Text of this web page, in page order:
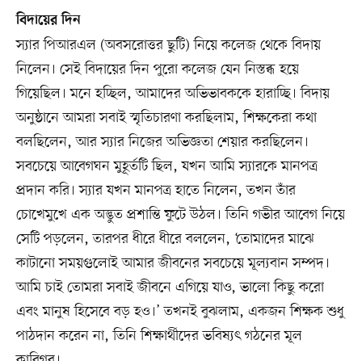
বিদায়ের দিন
স্যার পিআরএল (অবসরোত্তর ছুটি) নিয়ে কলেজ থেকে বিদায়
নিলেন। সেই বিদায়ের দিন পুরো কলেজ যেন নিস্তব্ধ হয়ে
গিয়েছিল। মনে হচ্ছিল, আমাদের অভিভাবককে হারাচ্ছি। বিদায়
অনুষ্ঠানে আমরা সবাই স্মৃতিচারণা করছিলাম, শিক্ষকেরা কথা
বলছিলেন, আর স্যার নিজের অভিজ্ঞতা শেয়ার করছিলেন।
সবচেয়ে আবেগঘন মুহূর্তটি ছিল, যখন আমি স্যারকে মানপত্র
প্রদান করি। স্যার যখন মানপত্র হাতে নিলেন, তখন তাঁর
চোখেমুখে এক অদ্ভুত প্রশান্তি ফুটে উঠল। তিনি গভীর আবেগ নিয়ে
সেটি পড়লেন, তারপর ধীরে ধীরে বললেন, ‘তোমাদের মাঝে
কাটানো সময়গুলোই আমার জীবনের সবচেয়ে মূল্যবান সম্পদ।
আমি চাই তোমরা সবাই জীবনে এগিয়ে যাও, ভালো কিছু করো
এবং মানুষ হিসেবে বড় হও।’ তখনই বুঝলাম, একজন শিক্ষক শুধু
পাঠদান করেন না, তিনি শিক্ষার্থীদের ভবিষ্যৎ গঠনের মূল